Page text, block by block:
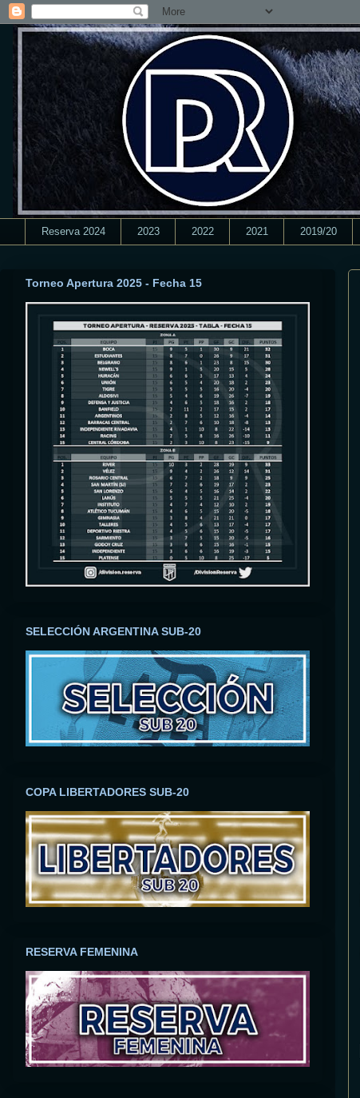
Reserva 2024 2023 2022 2021 2019/20
Torneo Apertura 2025 - Fecha 15
SELECCIÓN ARGENTINA SUB-20
COPA LIBERTADORES SUB-20
RESERVA FEMENINA